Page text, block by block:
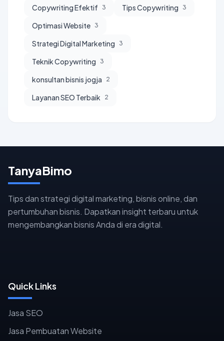
Copywriting Efektif 3 Tips Copywriting 3
Optimasi Website 3
Strategi Digital Marketing 3
Teknik Copywriting 3
konsultan bisnis jogja 2
Layanan SEO Terbaik 2
TanyaBimo
Tips dan strategi digital marketing, bisnis online, dan
pertumbuhan bisnis. Dapatkan insight terbaru untuk
mengembangkan bisnis Anda di era digital.
Quick Links
Jasa SEO
Jasa Pembuatan Website